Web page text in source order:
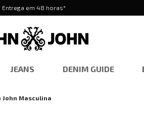
Entrega em 48 horas*
JEANS DENIM GUIDE
John Masculina